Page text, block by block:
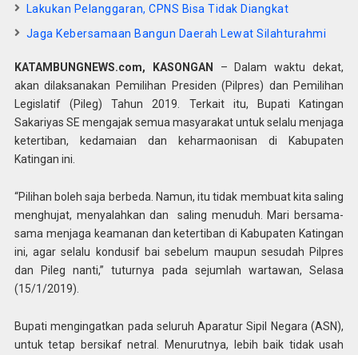
Lakukan Pelanggaran, CPNS Bisa Tidak Diangkat
Jaga Kebersamaan Bangun Daerah Lewat Silahturahmi
KATAMBUNGNEWS.com, KASONGAN
– Dalam waktu dekat,
akan dilaksanakan Pemilihan Presiden (Pilpres) dan Pemilihan
Legislatif (Pileg) Tahun 2019. Terkait itu, Bupati Katingan
Sakariyas SE mengajak semua masyarakat untuk selalu menjaga
ketertiban, kedamaian dan keharmaonisan di Kabupaten
Katingan ini.
“Pilihan boleh saja berbeda. Namun, itu tidak membuat kita saling
menghujat, menyalahkan dan saling menuduh. Mari bersama-
sama menjaga keamanan dan ketertiban di Kabupaten Katingan
ini, agar selalu kondusif bai sebelum maupun sesudah Pilpres
dan Pileg nanti,” tuturnya pada sejumlah wartawan, Selasa
(15/1/2019).
Bupati mengingatkan pada seluruh Aparatur Sipil Negara (ASN),
untuk tetap bersikaf netral. Menurutnya, lebih baik tidak usah